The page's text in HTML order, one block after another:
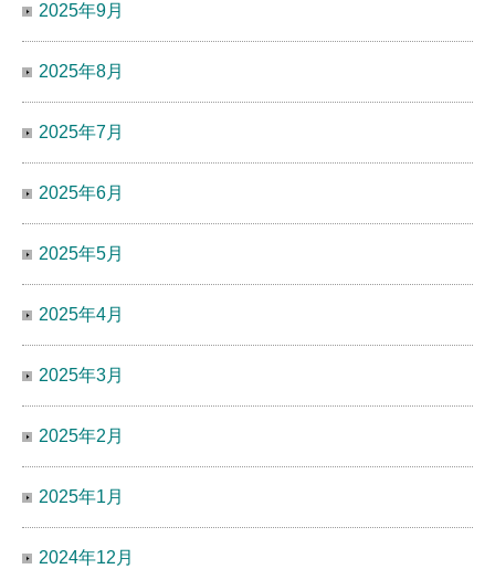
2025年9月
2025年8月
2025年7月
2025年6月
2025年5月
2025年4月
2025年3月
2025年2月
2025年1月
2024年12月